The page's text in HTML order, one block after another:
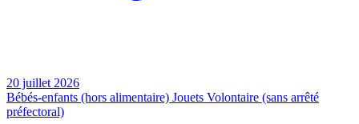
20 juillet 2026
Bébés-enfants (hors alimentaire) Jouets Volontaire (sans arrêté
préfectoral)